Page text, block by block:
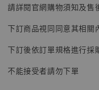
子彈飛 鵝城縣長
NT$ 4,980
請詳閱官網購物須知及售
下訂商品視同同意其相關
下訂後依訂單規格進行採
不能接受者請勿下單